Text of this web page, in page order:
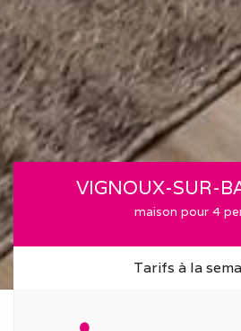
VIGNOUX-SUR-
maison pour 4
Tarifs à la